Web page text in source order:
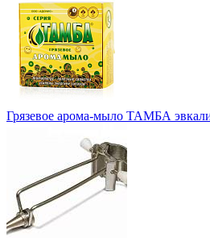
Грязевое арома-мыло ТАМБА